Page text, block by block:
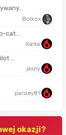
Bolkox
cat...
Karka
...
jasny
parsley81
okazji?